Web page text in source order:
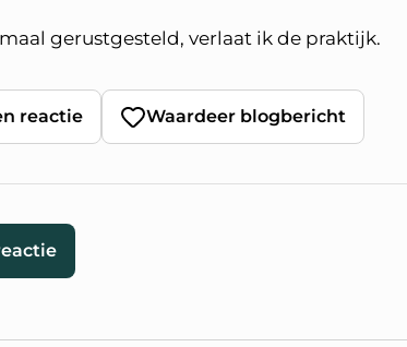
gerustgesteld, verlaat ik de praktijk.
reactie Waardeer blogbericht